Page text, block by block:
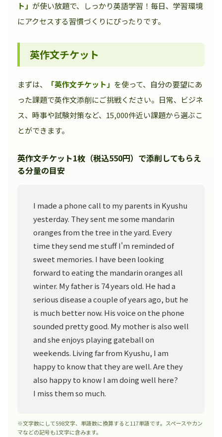
ト」 が使い放題で、しっかり英語学習！毎日、学習環境
にアクセスする習慣づくりにぴったりです。
英作文チケット
まずは、 「英作文チケット」 を使って、自分の要望にあ
った課題で英作文添削にご挑戦ください。日常、ビジネ
ス、時事や試験対策など、15,000件近い課題から選ぶこ
とができます。
英作文チケット1枚（税込550円）で添削してもらえ
る分量の目安
I made a phone call to my parents in Kyushu
yesterday. They sent me some mandarin
oranges from the tree in the yard. Every
time they send me stuff I'm reminded of
sweet memories. I have been looking
forward to eating the mandarin oranges all
winter. My father is 74 years old. He had a
serious disease a couple of years ago, but he
is much better now. His voice on the phone
sounded pretty good. My mother is also well
and she enjoys playing gateball on
weekends. Living far from Kyushu, I am
happy to know that they are well. Are they
also happy to know I am doing well here?
I miss them so much.
※文字数にして598文字、単語数に換算すると117単語です。スペースやカン
マなどの記号も1文字に含みます。